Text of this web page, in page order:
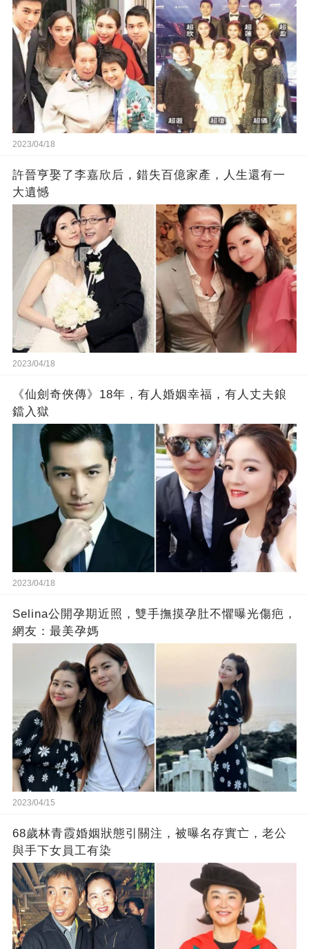
2023/04/18
許晉亨娶了李嘉欣后，錯失百億家產，人生還有一
大遺憾
2023/04/18
《仙劍奇俠傳》18年，有人婚姻幸福，有人丈夫鋃
鐺入獄
2023/04/18
Selina公開孕期近照，雙手撫摸孕肚不懼曝光傷疤，
網友：最美孕媽
2023/04/15
68歲林青霞婚姻狀態引關注，被曝名存實亡，老公
與手下女員工有染